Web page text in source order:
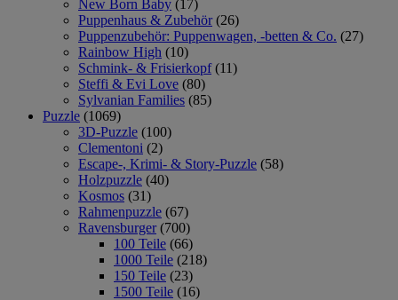
New Born Baby (17)
Puppenhaus & Zubehör (26)
Puppenzubehör: Puppenwagen, -betten & Co. (27)
Rainbow High (10)
Schmink- & Frisierkopf (11)
Steffi & Evi Love (80)
Sylvanian Families (85)
Puzzle (1069)
3D-Puzzle (100)
Clementoni (2)
Escape-, Krimi- & Story-Puzzle (58)
Holzpuzzle (40)
Kosmos (31)
Rahmenpuzzle (67)
Ravensburger (700)
100 Teile (66)
1000 Teile (218)
150 Teile (23)
1500 Teile (16)